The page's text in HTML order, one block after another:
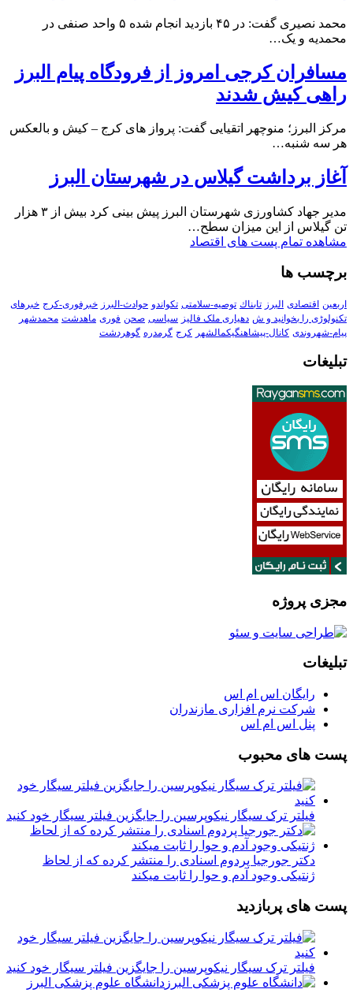
محمد نصیری گفت: در ۴۵ بازدید انجام شده ۵ واحد صنفی در
محمدیه و یک…
مسافران کرجی امروز از فرودگاه پیام البرز
راهی کیش شدند
مرکز البرز؛ منوچهر اتقیایی گفت: پرواز های کرج – کیش و بالعکس
هر سه شنبه…
آغاز برداشت گیلاس در شهرستان البرز
مدیر جهاد کشاورزی شهرستان البرز پیش بینی کرد بیش از ۳ هزار
تن گیلاس از این میزان سطح…
مشاهده تمام پست های اقتصاد
برچسب ها
اربعین اقتصادی البرز تابناك توصیه-سلامتی تکواندو حوادث-البرز خبرفوری-کرج خبرهای
تکنولوڑی را بخوانید و ش دهیاری ملک فالیز سیاسی صحن فوری ماهدشت محمدشهر
پیام-شهروندی کانال-پیشاهنگیکمالشهر کرج گرمدره گوهردشت
تبلیغات
مجزی پروژه
تبلیغات
رایگان اس ام اس
شرکت نرم افزاری مازندران
پنل اس ام اس
پست های محبوب
فیلتر ترک سیگار نیکوپرسین را جایگزین فیلتر سیگار خود کنید
دکتر جورجیا پردوم اسنادی را منتشر کرده که از لحاظ
ژنتیکی وجود آدم و حوا را ثابت میکند
پست های پربازدید
فیلتر ترک سیگار نیکوپرسین را جایگزین فیلتر سیگار خود کنید
دانشگاه علوم پزشکی البرز